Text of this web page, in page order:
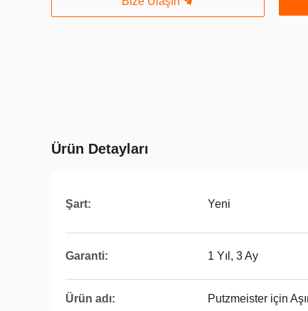
Ürün Detayları
Şart: Yeni
Garanti: 1 Yıl, 3 Ay
Ürün adı: Putzmeister için